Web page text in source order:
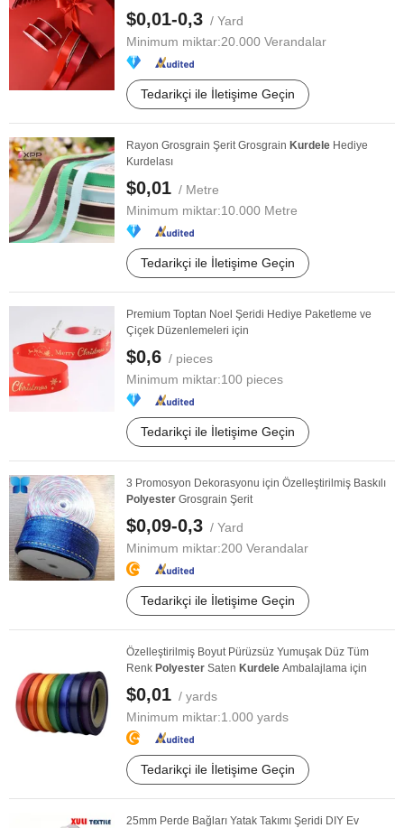
$0,01-0,3 / Yard
Minimum miktar:20.000 Verandalar
Tedarikçi ile İletişime Geçin
Rayon Grosgrain Şerit Grosgrain Kurdele Hediye
Kurdelası
$0,01 / Metre
Minimum miktar:10.000 Metre
Tedarikçi ile İletişime Geçin
Premium Toptan Noel Şeridi Hediye Paketleme ve
Çiçek Düzenlemeleri için
$0,6 / pieces
Minimum miktar:100 pieces
Tedarikçi ile İletişime Geçin
3 Promosyon Dekorasyonu için Özelleştirilmiş Baskılı
Polyester Grosgrain Şerit
$0,09-0,3 / Yard
Minimum miktar:200 Verandalar
Tedarikçi ile İletişime Geçin
Özelleştirilmiş Boyut Pürüzsüz Yumuşak Düz Tüm
Renk Polyester Saten Kurdele Ambalajlama için
$0,01 / yards
Minimum miktar:1.000 yards
Tedarikçi ile İletişime Geçin
25mm Perde Bağları Yatak Takımı Şeridi DIY Ev